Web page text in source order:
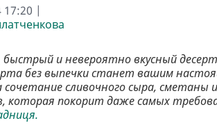
17:20 |
и невероятно вкусный
без выпечки станет вашим
сливочного сыра, сметаны
которая покорит даже самых